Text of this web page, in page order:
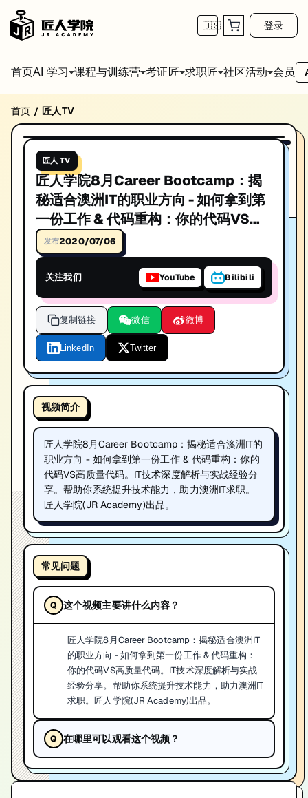
🇺🇸 登录
首页AI 学习 课程与训练营 考证匠 求职匠 社区活动 会员
匠人学院8月Career Bootcamp：揭秘适合澳
匠人学院8月Career Bootcamp：揭秘适合澳洲IT的职业方向 - 如何拿
发布日期: 2019/8/19
本视频由匠人学院提供，涵盖IT技术相关知识点，帮助你系统学习和提
首页 / 匠人TV
播放视频
匠人 TV
匠人学院8月Career Bootcamp：揭
秘适合澳洲IT的职业方向 - 如何拿到第
一份工作 & 代码重构：你的代码VS高
质量代码
发布2020/07/06
关注我们 YouTube Bilibili
复制链接 微信 微博
LinkedIn Twitter
视频简介
匠人学院8月Career Bootcamp：揭秘适合澳洲IT的
职业方向 - 如何拿到第一份工作 & 代码重构：你的
代码VS高质量代码。IT技术深度解析与实战经验分
享。帮助你系统提升技术能力，助力澳洲IT求职。
匠人学院(JR Academy)出品。
常见问题
这个视频主要讲什么内容？
匠人学院8月Career Bootcamp：揭秘适合澳洲IT
的职业方向 - 如何拿到第一份工作 & 代码重构：
你的代码VS高质量代码。IT技术深度解析与实战
经验分享。帮助你系统提升技术能力，助力澳洲IT
求职。匠人学院(JR Academy)出品。
在哪里可以观看这个视频？